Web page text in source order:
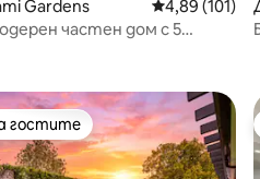
5, 143 отзива
Gardens Средна
4,89 (101)
частен дом с 5
гостите
гостите